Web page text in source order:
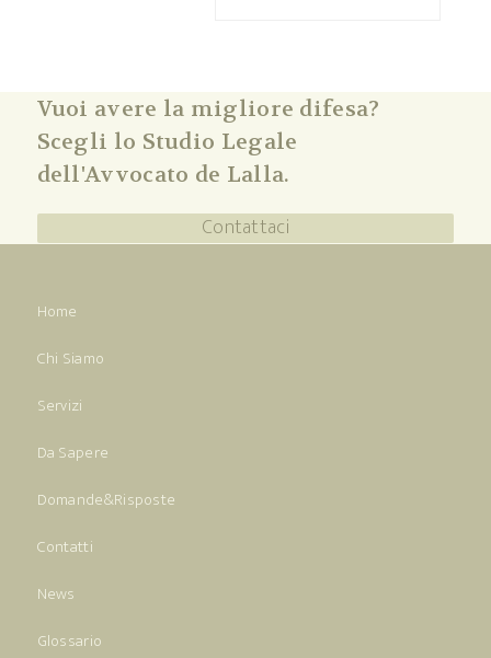
Vuoi avere la migliore difesa?
Scegli lo Studio Legale
dell'Avvocato de Lalla.
Contattaci
Home
Chi Siamo
Servizi
Da Sapere
Domande&Risposte
Contatti
News
Glossario